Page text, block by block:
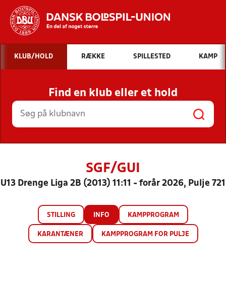
Hvad vil du søge efter?
INDHOLD OG NYHEDER
STILLINGER, RESULTATER, KLUBBER OG
HOLD
KLUB/HOLD RÆKKE SPILLESTED KAMP
Find en klub eller et hold
SGF/GUI
U13 Drenge Liga 2B (2013) 11:11 - forår 2026, Pulje 721
STILLING INFO KAMPPROGRAM
KARANTÆNER KAMPPROGRAM FOR PULJE